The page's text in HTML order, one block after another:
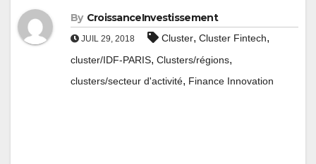
By CroissanceInvestissement
JUIL 29, 2018 Cluster, Cluster Fintech,
cluster/IDF-PARIS, Clusters/régions,
clusters/secteur d'activité, Finance Innovation